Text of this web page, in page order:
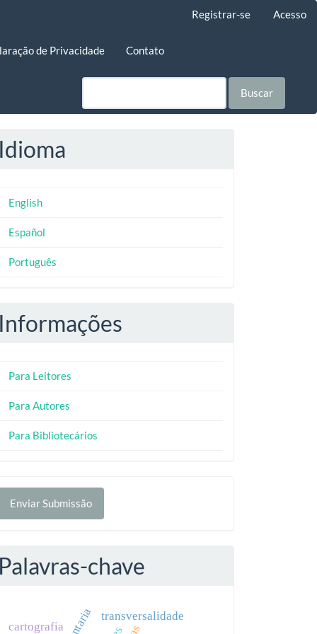
Registrar-se Acesso
de Privacidade Contato
Buscar
Idioma
English
Español
Português
Informações
Para Leitores
Para Autores
Para Bibliotecários
Enviar Submissão
Palavras-chave
transversalidade
cartografia